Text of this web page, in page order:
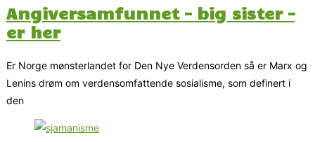
Angiversamfunnet – big sister –
er her
Er Norge mønsterlandet for Den Nye Verdensorden så er Marx og
Lenins drøm om verdensomfattende sosialisme, som definert i
den